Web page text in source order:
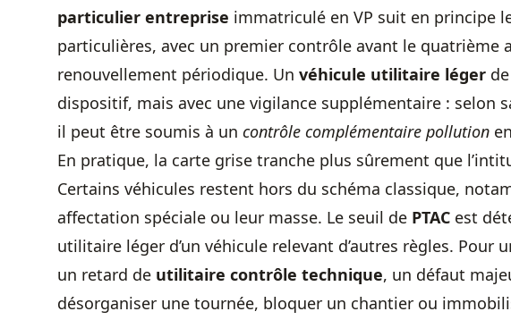
particulier entreprise immatriculé en VP suit en principe
particulières, avec un premier contrôle avant le quatrième
renouvellement périodique. Un véhicule utilitaire léger
dispositif, mais avec une vigilance supplémentaire : selon
il peut être soumis à un contrôle complémentaire pollution
En pratique, la carte grise tranche plus sûrement que
Certains véhicules restent hors du schéma classique,
affectation spéciale ou leur masse. Le seuil de PTAC est
utilitaire léger d’un véhicule relevant d’autres règles. Pour
un retard de utilitaire contrôle technique, un défaut
désorganiser une tournée, bloquer un chantier ou